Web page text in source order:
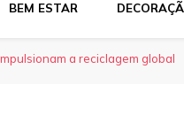
BEM ESTAR
a reciclagem global